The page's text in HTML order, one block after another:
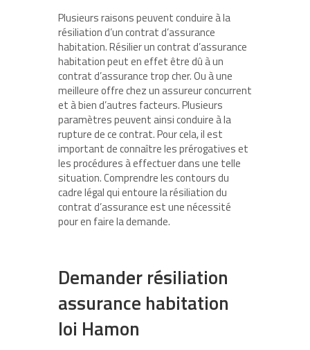
Plusieurs raisons peuvent conduire à la
résiliation d’un contrat d’assurance
habitation. Résilier un contrat d’assurance
habitation peut en effet être dû à un
contrat d’assurance trop cher. Ou à une
meilleure offre chez un assureur concurrent
et à bien d’autres facteurs. Plusieurs
paramètres peuvent ainsi conduire à la
rupture de ce contrat. Pour cela, il est
important de connaître les prérogatives et
les procédures à effectuer dans une telle
situation. Comprendre les contours du
cadre légal qui entoure la résiliation du
contrat d’assurance est une nécessité
pour en faire la demande.
Demander résiliation
assurance habitation
loi Hamon